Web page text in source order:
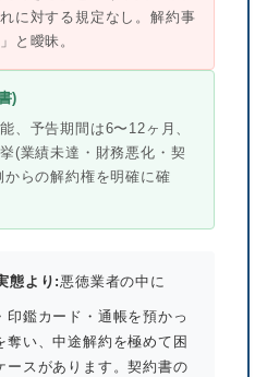
に対する規定なし。解約事
と曖昧。
)
、予告期間は6〜12ヶ月、
(業績未達・財務悪化・契
らの解約権を明確に確
態より:悪徳業者の中に
印鑑カード・通帳を預かっ
奪い、中途解約を極めて困
ースがあります。契約書の